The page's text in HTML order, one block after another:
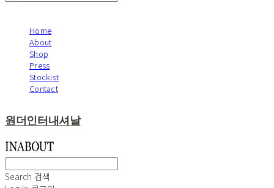
Home
About
Shop
Press
Stockist
Contact
원더인터내셔날
Search 검색